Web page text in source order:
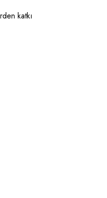
katkı